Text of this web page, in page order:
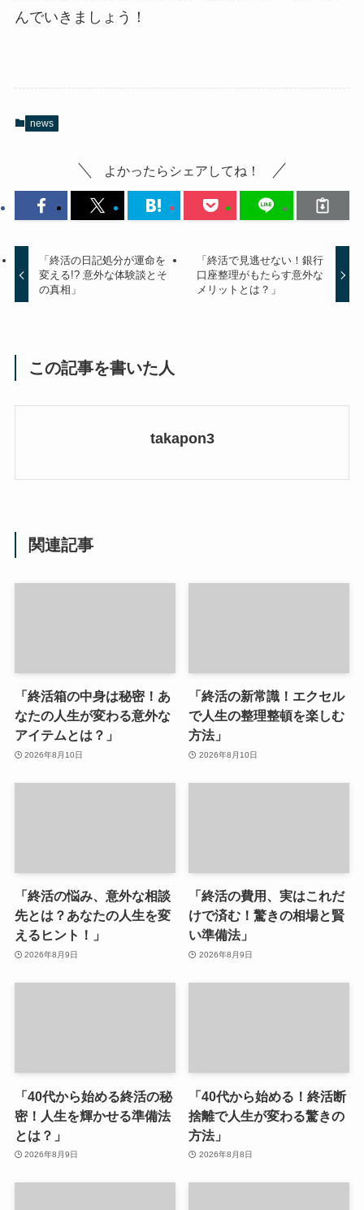
んでいきましょう！
news
よかったらシェアしてね！
「終活の日記処分が運命を
変える!? 意外な体験談とそ
の真相」
「終活で見逃せない！銀行
口座整理がもたらす意外な
メリットとは？」
この記事を書いた人
takapon3
関連記事
「終活箱の中身は秘密！あ
なたの人生が変わる意外な
アイテムとは？」
2026年8月10日
「終活の新常識！エクセル
で人生の整理整頓を楽しむ
方法」
2026年8月10日
「終活の悩み、意外な相談
先とは？あなたの人生を変
えるヒント！」
2026年8月9日
「終活の費用、実はこれだ
けで済む！驚きの相場と賢
い準備法」
2026年8月9日
「40代から始める終活の秘
密！人生を輝かせる準備法
とは？」
2026年8月9日
「40代から始める！終活断
捨離で人生が変わる驚きの
方法」
2026年8月8日